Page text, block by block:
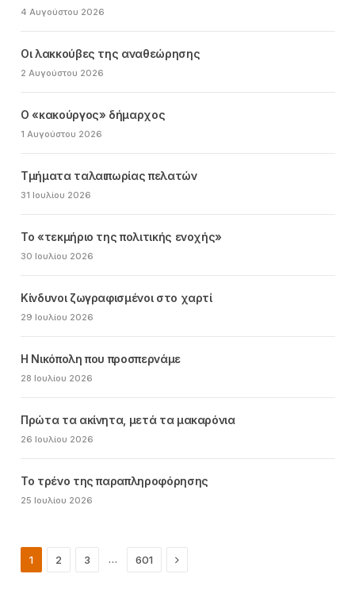
4 Αυγούστου 2026
Οι λακκούβες της αναθεώρησης
2 Αυγούστου 2026
Ο «κακούργος» δήμαρχος
1 Αυγούστου 2026
Τμήματα ταλαιπωρίας πελατών
31 Ιουλίου 2026
Το «τεκμήριο της πολιτικής ενοχής»
30 Ιουλίου 2026
Κίνδυνοι ζωγραφισμένοι στο χαρτί
29 Ιουλίου 2026
Η Νικόπολη που προσπερνάμε
28 Ιουλίου 2026
Πρώτα τα ακίνητα, μετά τα μακαρόνια
26 Ιουλίου 2026
Το τρένο της παραπληροφόρησης
25 Ιουλίου 2026
1 2 3 … 601 Next